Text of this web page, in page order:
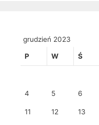
grudzień 2023
P W Ś
4 5 6
11 12 13